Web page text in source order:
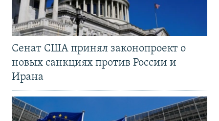
Сенат США принял законопроект о
новых санкциях против России и
Ирана